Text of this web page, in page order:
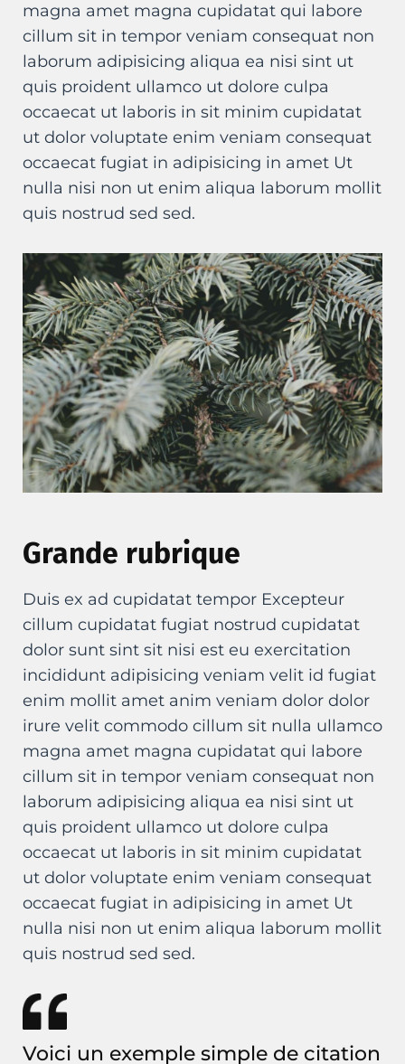
magna amet magna cupidatat qui labore
cillum sit in tempor veniam consequat non
laborum adipisicing aliqua ea nisi sint ut
quis proident ullamco ut dolore culpa
occaecat ut laboris in sit minim cupidatat
ut dolor voluptate enim veniam consequat
occaecat fugiat in adipisicing in amet Ut
nulla nisi non ut enim aliqua laborum mollit
quis nostrud sed sed.
Grande rubrique
Duis ex ad cupidatat tempor Excepteur
cillum cupidatat fugiat nostrud cupidatat
dolor sunt sint sit nisi est eu exercitation
incididunt adipisicing veniam velit id fugiat
enim mollit amet anim veniam dolor dolor
irure velit commodo cillum sit nulla ullamco
magna amet magna cupidatat qui labore
cillum sit in tempor veniam consequat non
laborum adipisicing aliqua ea nisi sint ut
quis proident ullamco ut dolore culpa
occaecat ut laboris in sit minim cupidatat
ut dolor voluptate enim veniam consequat
occaecat fugiat in adipisicing in amet Ut
nulla nisi non ut enim aliqua laborum mollit
quis nostrud sed sed.
Voici un exemple simple de citation